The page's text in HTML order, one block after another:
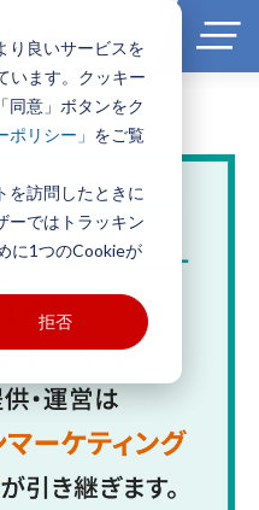
り良いサービスを
います。クッキー
同意」ボタンをク
ポリシー」 をご覧
を訪問したときに
ーではトラッキン
に1つのCookieが
拒否
マーケティングGISソフト